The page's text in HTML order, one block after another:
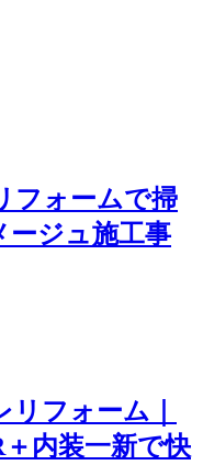
フォームで掃
ジュ施工事
フォーム｜
内装一新で快